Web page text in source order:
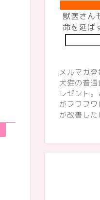
獣医さん
命を延ば
メルマガ登
犬猫の普
レゼント
がフワフ
が改善した